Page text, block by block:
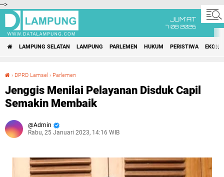
-->
JUM'AT
7 08 2026
LAMPUNG SELATAN LAMPUNG PARLEMEN HUKUM PERISTIWA
› DPRD Lamsel › Parlemen
Jenggis Menilai Pelayanan Disduk Capil
Semakin Membaik
Admin
Rabu, 25 Januari 2023, 14:16 WIB